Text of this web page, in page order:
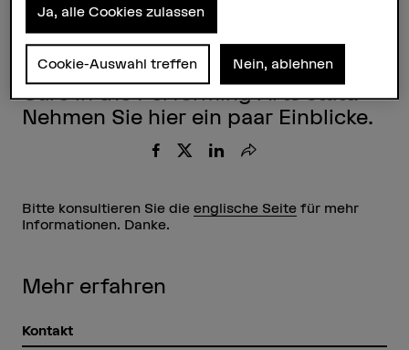
18.06.2025
Kürzlich fand ein
Symposium mit dem Titel
Accessibility, Responsibility, and
Care in the Performing Arts statt.
Nehmen Sie hier ein paar Einblicke.
Teilen
Bitte konsultieren Sie die englische Seitefür mehr
Informationen. Danke.
Mehr erfahren
Kontakt
Ja, alle Cookies zulassen
Cookie-Auswahl treffen Nein, ablehnen